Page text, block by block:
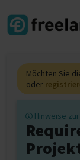
Möchten Sie
oder
Hinweise